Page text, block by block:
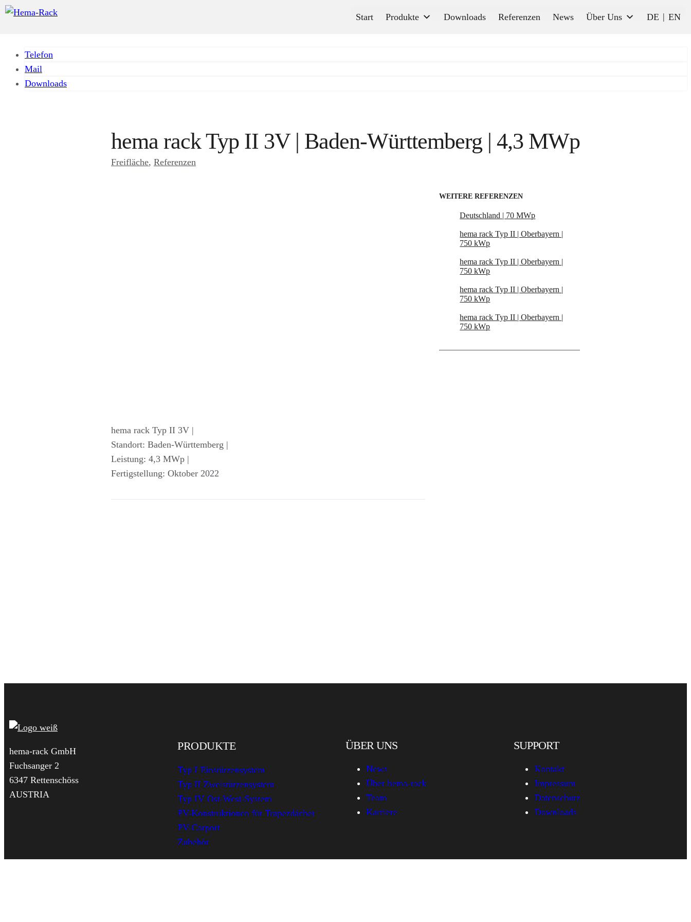
Telefon
Mail
Downloads
Start Produkte Downloads Referenzen News Über Uns DE EN
hema rack Typ II 3V | Baden-Württemberg | 4,3 MWp
Freifläche, Referenzen
hema rack Typ II 3V |
Standort: Baden-Württemberg |
Leistung: 4,3 MWp |
Fertigstellung: Oktober 2022
WEITERE REFERENZEN
Deutschland | 70 MWp
hema rack Typ II | Oberbayern |
750 kWp
hema rack Typ II | Oberbayern |
750 kWp
hema rack Typ II | Oberbayern |
750 kWp
hema rack Typ II | Oberbayern |
750 kWp
hema-rack GmbH
Fuchsanger 2
6347 Rettenschöss
AUSTRIA
PRODUKTE
Typ I Einstützensystem
Typ II Zweistützensystem
Typ IV Ost-West-System
PV-Konstruktionen für Trapezdächer
PV-Carport
Zubehör
ÜBER UNS
News
Über hema-rack
Team
Karriere
SUPPORT
Kontakt
Impressum
Datenschutz
Downloads